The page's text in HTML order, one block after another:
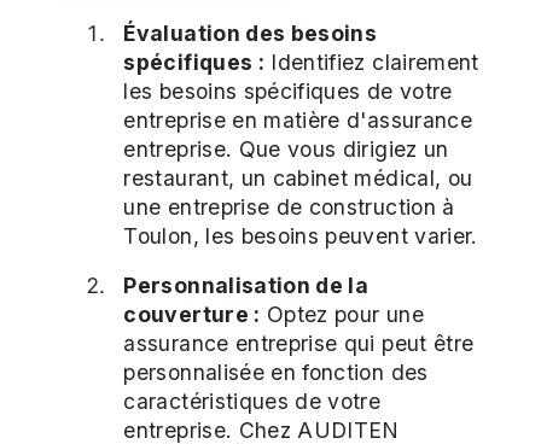
Évaluation des besoins
spécifiques : Identifiez clairement
les besoins spécifiques de votre
entreprise en matière d'assurance
entreprise. Que vous dirigiez un
restaurant, un cabinet médical, ou
une entreprise de construction à
Toulon, les besoins peuvent varier.
Personnalisation de la
couverture : Optez pour une
assurance entreprise qui peut être
personnalisée en fonction des
caractéristiques de votre
entreprise. Chez AUDITEN